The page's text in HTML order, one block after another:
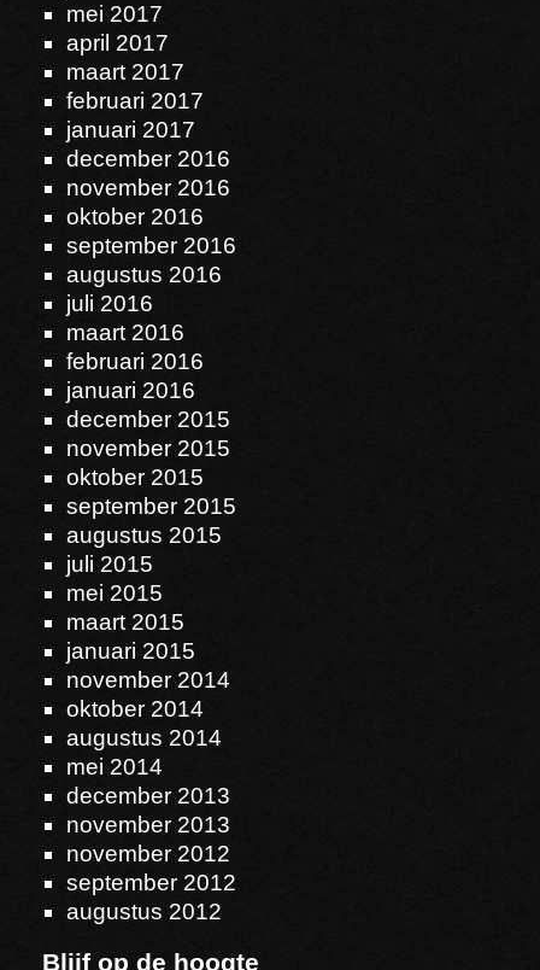
mei 2017
april 2017
maart 2017
februari 2017
januari 2017
december 2016
november 2016
oktober 2016
september 2016
augustus 2016
juli 2016
maart 2016
februari 2016
januari 2016
december 2015
november 2015
oktober 2015
september 2015
augustus 2015
juli 2015
mei 2015
maart 2015
januari 2015
november 2014
oktober 2014
augustus 2014
mei 2014
december 2013
november 2013
november 2012
september 2012
augustus 2012
Blijf op de hoogte